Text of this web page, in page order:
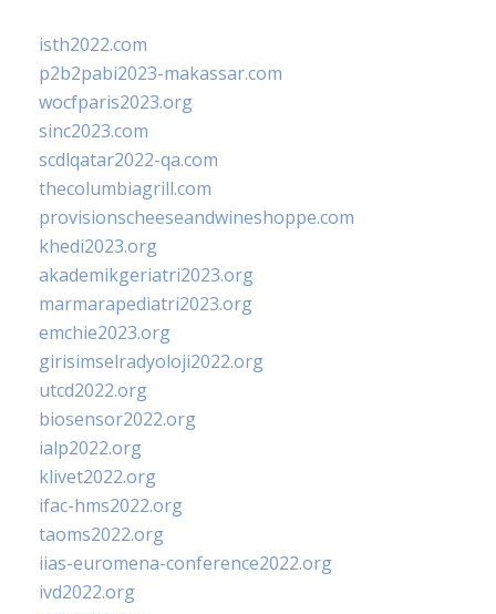
isth2022.com
p2b2pabi2023-makassar.com
wocfparis2023.org
sinc2023.com
scdlqatar2022-qa.com
thecolumbiagrill.com
provisionscheeseandwineshoppe.com
khedi2023.org
akademikgeriatri2023.org
marmarapediatri2023.org
emchie2023.org
girisimselradyoloji2022.org
utcd2022.org
biosensor2022.org
ialp2022.org
klivet2022.org
ifac-hms2022.org
taoms2022.org
iias-euromena-conference2022.org
ivd2022.org